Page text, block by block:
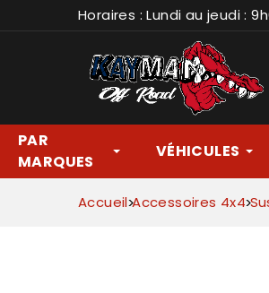
Horaires : Lundi au jeudi :
PAR
MARQUES
VÉHICULES
Accueil Accessoires 4x4